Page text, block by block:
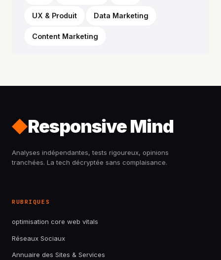
UX & Produit Data Marketing
Content Marketing
Responsive Mind
Analyses indépendantes, tests rigoureux, opinions
tranchées. La tech décryptée sans complaisance.
RUBRIQUES
optimisation core web vitals
Réseaux Sociaux
Annuaire des Sites & Services